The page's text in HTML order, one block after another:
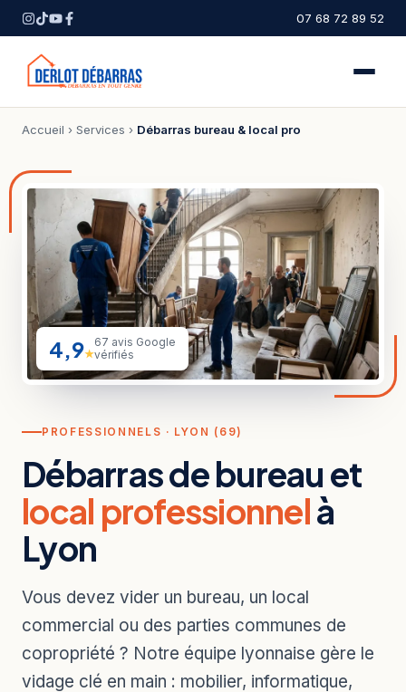
07 68 72 89 52
Accueil › Services › Débarras bureau & local pro
PROFESSIONNELS · LYON (69)
Débarras de bureau et
local professionnelà
Lyon
Vous devez vider un bureau, un local
commercial ou des parties communes de
copropriété ? Notre équipe lyonnaise gère le
vidage clé en main : mobilier, informatique,
4,9★
67 avis Google
vérifiés